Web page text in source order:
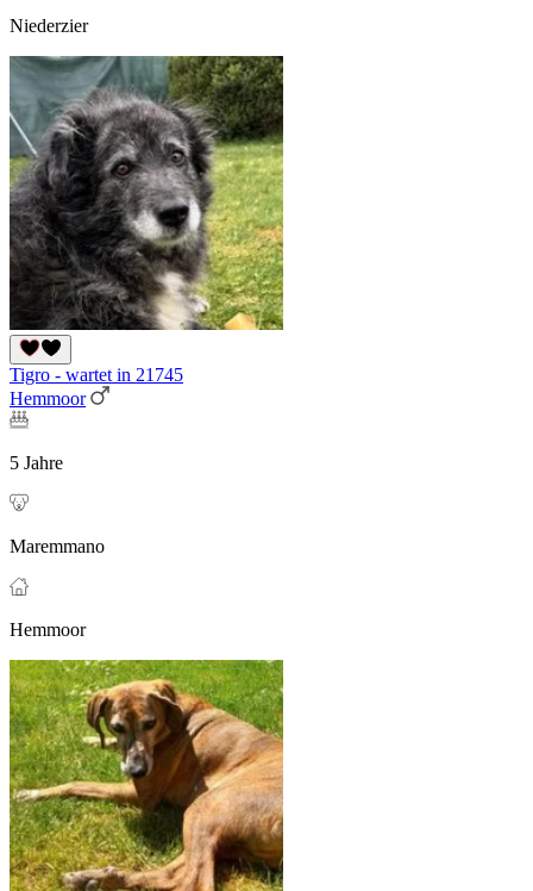
Niederzier
Tigro - wartet in 21745
Hemmoor
5 Jahre
Maremmano
Hemmoor